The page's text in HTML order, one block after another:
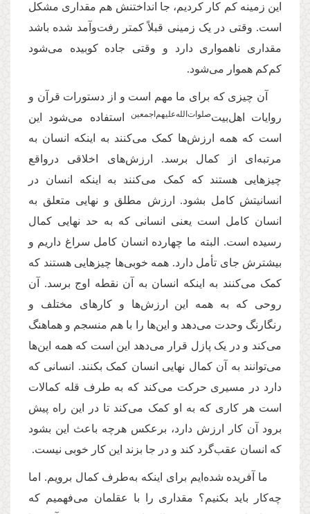
این زمینه کم کار کردیم، جا انداختنش هم مقداری مشکل
است. وقتی در یک زمینی قبلاً کمتر رفت‌وآمد شده باشد
مقداری ناهمواری دارد و وقتی جاده کوبیده می‌شود
کم‌کم هموار می‌شود.
آن چیزی که برای ما مهم است و از دستورات قرآن و
روایات اهل‌بیت‌صلوات‌الله‌علیهم‌اجمعین
استفاده می‌شود این
است که همه ارزش‌ها کمک می‌کنند به اینکه انسان به
مرتبه‌ای از کمال برسد. ارزش‌های اخلاقی درواقع
چیزهایی هستند که کمک می‌کنند به اینکه انسان در
انسانیتش کامل بشود. ارزش مطلق و نهایی متعلق به
انسان کامل است یعنی انسانی که به حد نهایی کمال
رسیده است. البته ما چهارده انسان کامل سراغ داریم و
بیشترش جای تأمل دارد. همه خوبی‌ها چیزهایی هستند که
کمک می‌کنند به اینکه انسان به آن نقطه اوج برسد. آن
روحی که به همه این ارزش‌ها و کارهای مختلف و
رنگارنگ وحدت می‌دهد و این‌ها را با هم منسجم و هماهنگ
می‌کند و در یک پازل قرار می‌دهد این است که همه این‌ها
می‌توانند به آن کمال نهایی انسان کمک بکنند. انسانی که
دارد در مسیری حرکت می‌کند که به طرف قله کمالات
است هر کاری که به او کمک می‌کند تا در این راه پیش
برود آن کار ارزش دارد، برعکس هرچه باعث این بشود
که انسان عقب‌گرد کند و در جا بزند این کار خوبی نیست.
ما آفریده شده‌ایم برای اینکه به‌طرف کمال برویم. اما
چه‌کار باید بکنیم؟ مقداری را با عقلمان می‌فهمیم که